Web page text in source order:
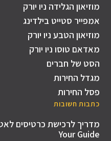
מוזיאון הגלידה ניו יורק
אמפייר סטייט בילדינג
מוזיאון הטבע ניו יורק
מאדאם טוסו ניו יורק
הסט של חברים
מגדל החירות
פסל החירות
כתבות חשובות
Your Guide